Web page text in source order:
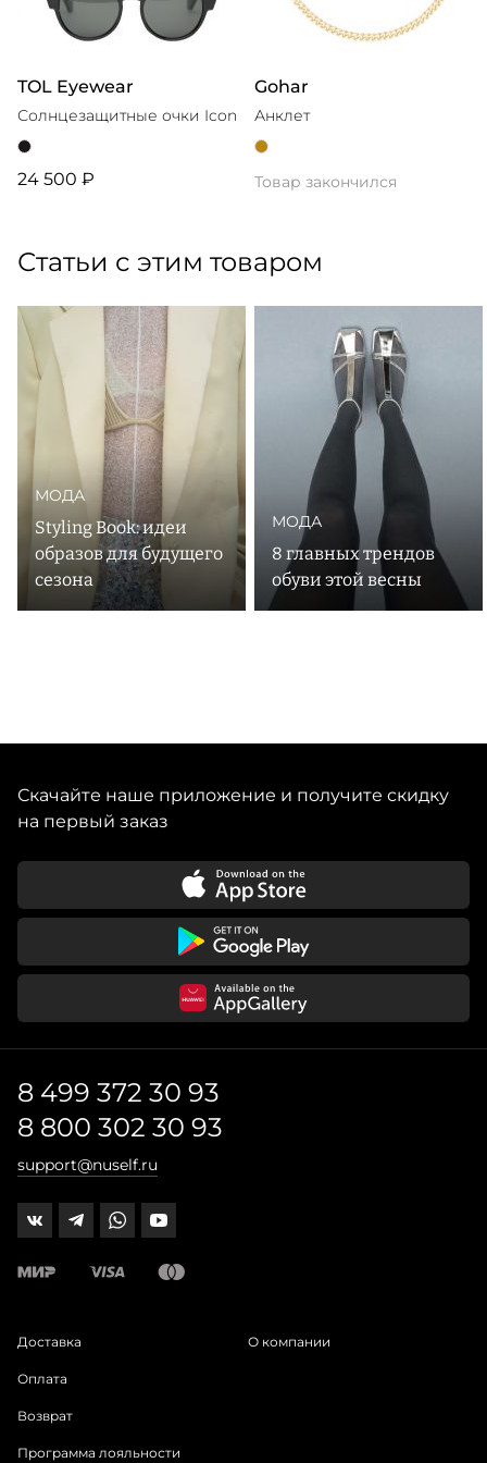
TOL Eyewear
Солнцезащитные очки Icon
24 500 ₽
Gohar
Анклет
Товар закончился
Статьи с этим товаром
МОДА
Styling Book: идеи
образов для будущего
сезона
МОДА
8 главных трендов
обуви этой весны
Скачайте наше приложение и получите скидку
на первый заказ
8 499 372 30 93
8 800 302 30 93
support@nuself.ru
Доставка
Оплата
Возврат
Программа лояльности
О компании